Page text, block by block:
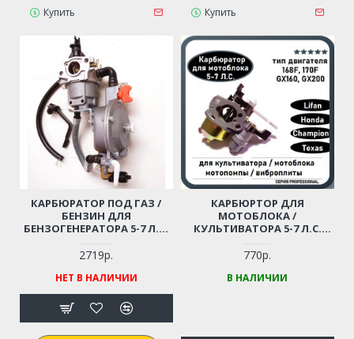
Купить Купить
КАРБЮРАТОР ПОД ГАЗ /
БЕНЗИН ДЛЯ
БЕНЗОГЕНЕРАТОРА 5-7 Л.С.
168F, 168F-2, 170F
2719р.
НЕТ В НАЛИЧИИ
КАРБЮРТОР ДЛЯ
МОТОБЛОКА /
КУЛЬТИВАТОРА 5-7 Л.С.
GX160 (С ОТСТОЙНИКОМ)
ДЛЯ ВИБРОПЛИТЫ,
МОТОПОМПЫ И ПР.
770р.
В НАЛИЧИИ